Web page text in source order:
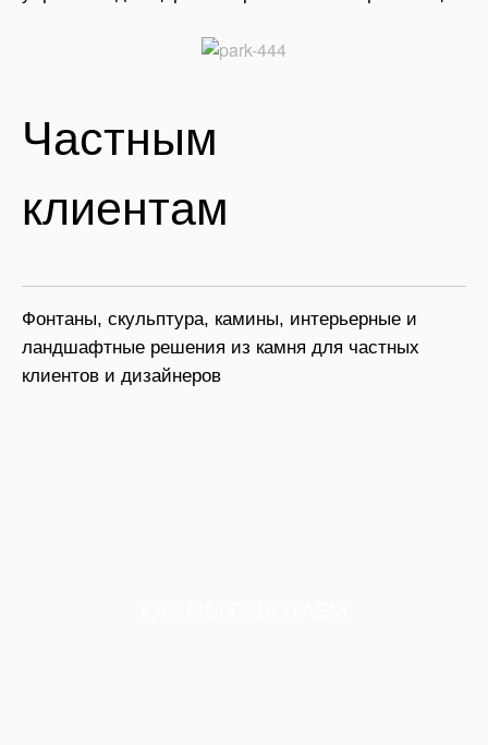
Частным
клиентам
Фонтаны, скульптура, камины, интерьерные и
ландшафтные решения из камня для частных
клиентов и дизайнеров